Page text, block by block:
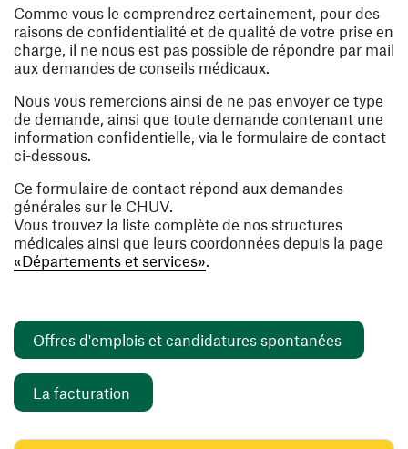
Comme vous le comprendrez certainement, pour des
raisons de confidentialité et de qualité de votre prise en
charge, il ne nous est pas possible de répondre par mail
aux demandes de conseils médicaux.
Nous vous remercions ainsi de ne pas envoyer ce type
de demande, ainsi que toute demande contenant une
information confidentielle, via le formulaire de contact
ci-dessous.
Ce formulaire de contact répond aux demandes
générales sur le CHUV.
Vous trouvez la liste complète de nos structures
médicales ainsi que leurs coordonnées depuis la page
«Départements et services».
Offres d'emplois et candidatures spontanées
La facturation